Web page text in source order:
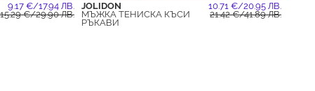
9.17 €/17.94 ЛВ.
15.29 €/29.90 ЛВ.
JOLIDON
10.71 €/20.95 ЛВ.
МЪЖКА ТЕНИСКА КЪСИ
РЪКАВИ
21.42 €/41.89 ЛВ.